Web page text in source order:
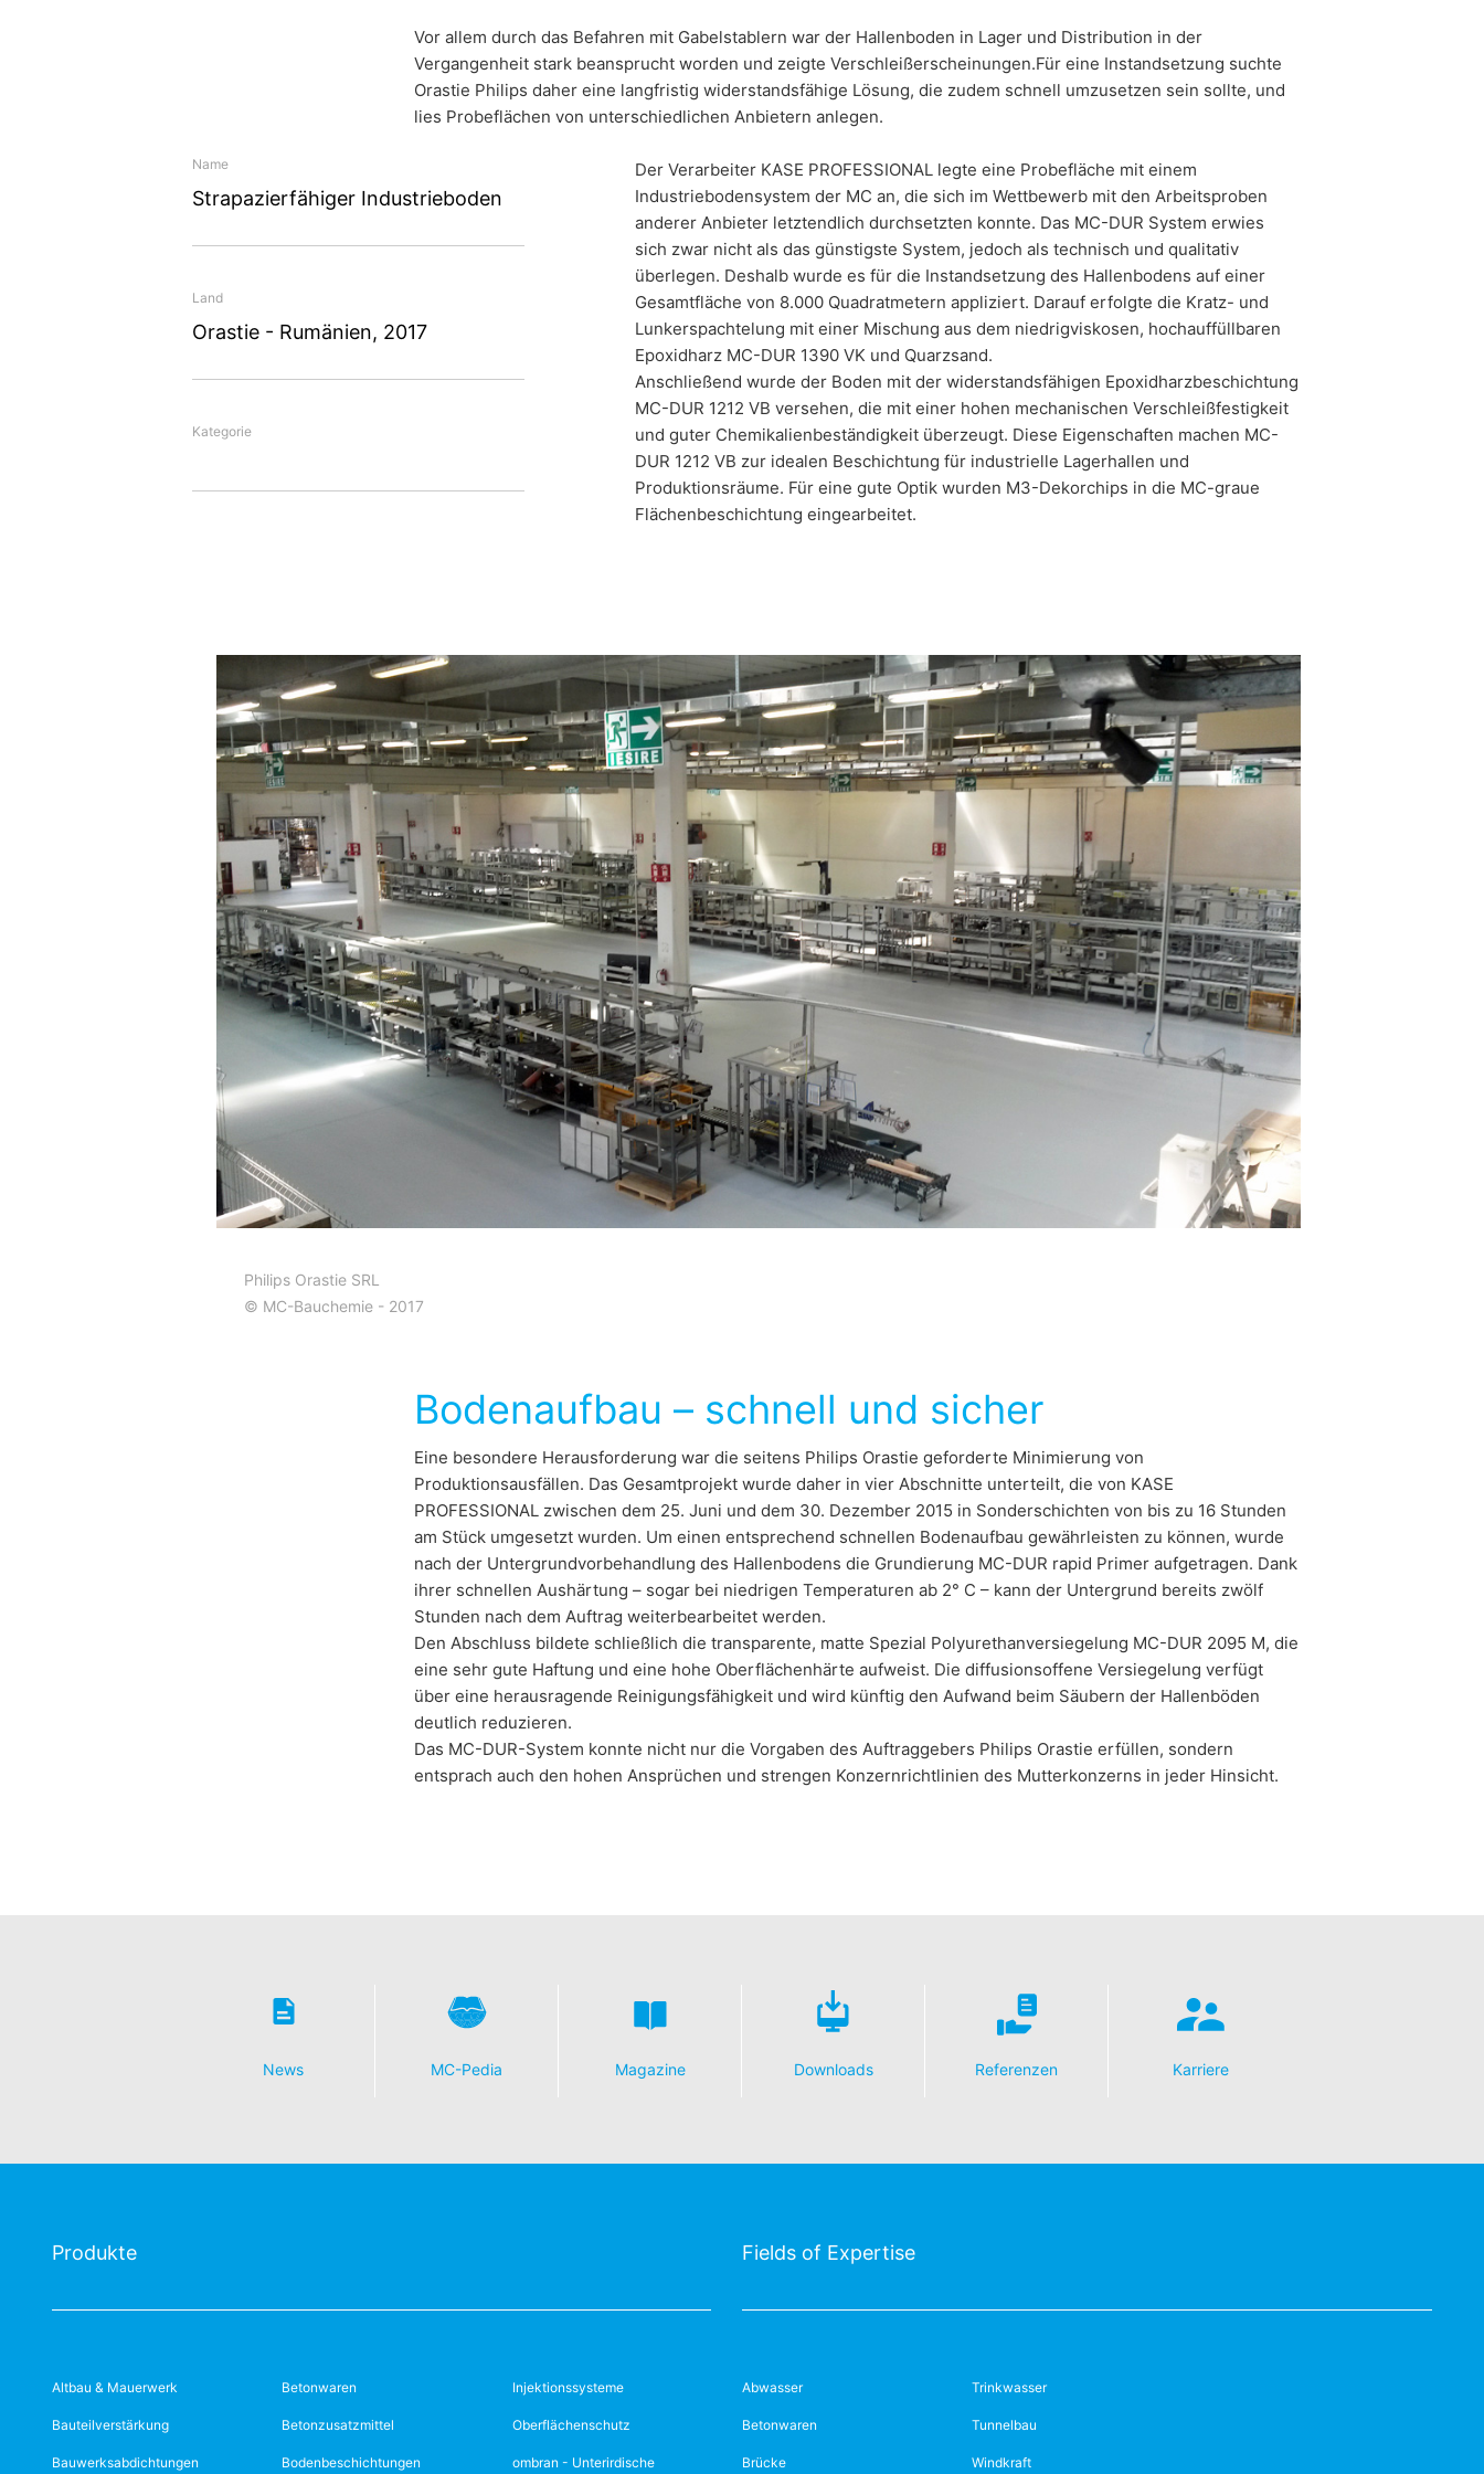
Philips Orastie SRL
In der rumänischen Stadt Orastie befindet sich der Sitz der Philips
Orastie SRL, einem Tochterunternehmen des Elektronikkonzerns
Philips. Sie fertigt hier Espressomaschinen für den internationalen
Markt. Auf der Suche nach einer Industriebodenlösung für die
Instandsetzung der Lager- und Distributionsfläche und nach
zahlreichen Tests fiel die Entscheidung für ein bewährtes System
Vor allem durch das Befahren mit Gabelstablern war der Hallenboden in Lager und Distribution in der
Vergangenheit stark beansprucht worden und zeigte Verschleißerscheinungen.Für eine Instandsetzung suchte
Orastie Philips daher eine langfristig widerstandsfähige Lösung, die zudem schnell umzusetzen sein sollte, und
lies Probeflächen von unterschiedlichen Anbietern anlegen.
Name
Strapazierfähiger Industrieboden
Land
Orastie - Rumänien, 2017
Kategorie
Der Verarbeiter KASE PROFESSIONAL legte eine Probefläche mit einem
Industriebodensystem der MC an, die sich im Wettbewerb mit den Arbeitsproben
anderer Anbieter letztendlich durchsetzten konnte. Das MC-DUR System erwies
sich zwar nicht als das günstigste System, jedoch als technisch und qualitativ
überlegen. Deshalb wurde es für die Instandsetzung des Hallenbodens auf einer
Gesamtfläche von 8.000 Quadratmetern appliziert. Darauf erfolgte die Kratz- und
Lunkerspachtelung mit einer Mischung aus dem niedrigviskosen, hochauffüllbaren
Epoxidharz MC-DUR 1390 VK und Quarzsand.
Anschließend wurde der Boden mit der widerstandsfähigen Epoxidharzbeschichtung
MC-DUR 1212 VB versehen, die mit einer hohen mechanischen Verschleißfestigkeit
und guter Chemikalienbeständigkeit überzeugt. Diese Eigenschaften machen MC-
DUR 1212 VB zur idealen Beschichtung für industrielle Lagerhallen und
Produktionsräume. Für eine gute Optik wurden M3-Dekorchips in die MC-graue
Flächenbeschichtung eingearbeitet.
Philips Orastie SRL
© MC-Bauchemie - 2017
Bodenaufbau – schnell und sicher
Eine besondere Herausforderung war die seitens Philips Orastie geforderte Minimierung von
Produktionsausfällen. Das Gesamtprojekt wurde daher in vier Abschnitte unterteilt, die von KASE
PROFESSIONAL zwischen dem 25. Juni und dem 30. Dezember 2015 in Sonderschichten von bis zu 16 Stunden
am Stück umgesetzt wurden. Um einen entsprechend schnellen Bodenaufbau gewährleisten zu können, wurde
nach der Untergrundvorbehandlung des Hallenbodens die Grundierung MC-DUR rapid Primer aufgetragen. Dank
ihrer schnellen Aushärtung – sogar bei niedrigen Temperaturen ab 2° C – kann der Untergrund bereits zwölf
Stunden nach dem Auftrag weiterbearbeitet werden.
Den Abschluss bildete schließlich die transparente, matte Spezial Polyurethanversiegelung MC-DUR 2095 M, die
eine sehr gute Haftung und eine hohe Oberflächenhärte aufweist. Die diffusionsoffene Versiegelung verfügt
über eine herausragende Reinigungsfähigkeit und wird künftig den Aufwand beim Säubern der Hallenböden
deutlich reduzieren.
Das MC-DUR-System konnte nicht nur die Vorgaben des Auftraggebers Philips Orastie erfüllen, sondern
entsprach auch den hohen Ansprüchen und strengen Konzernrichtlinien des Mutterkonzerns in jeder Hinsicht.
News MC-Pedia Magazine Downloads Referenzen Karriere
Produkte
Altbau & Mauerwerk
Bauteilverstärkung
Bauwerksabdichtungen
Betonwaren
Betonzusatzmittel
Bodenbeschichtungen
Injektionssysteme
Oberflächenschutz
ombran - Unterirdische
Fields of Expertise
Abwasser
Betonwaren
Brücke
Trinkwasser
Tunnelbau
Windkraft
Dritten in einem gängigen, maschinenlesbaren Format aushändigen zu lassen. Sofern Sie die direkte Übertragung der Daten an einen anderen
Verantwortlichen verlangen, erfolgt dies nur, soweit es technisch machbar ist.
Recht zur Auskunft, Berichtigung, Löschung, Sperrung
Sie sind gemäß Art. 15 DSGVO jederzeit berechtigt gegenüber MC-Bauchemie um umfangreiche Auskunftserteilung zu den zu Ihrer Person
personenbezogener Daten verlangen.